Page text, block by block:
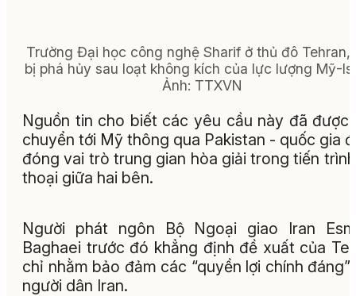
Trường Đại học công nghệ Sharif ở thủ đô Tehran,
bị phá hủy sau loạt không kích của lực lượng Mỹ-
Ảnh: TTXVN
Nguồn tin cho biết các yêu cầu này đã được
chuyển tới Mỹ thông qua Pakistan - quốc gia
đóng vai trò trung gian hòa giải trong tiến
thoại giữa hai bên.
Người phát ngôn Bộ Ngoại giao Iran
Baghaei trước đó khẳng định đề xuất của
chỉ nhằm bảo đảm các “quyền lợi chính đáng”
người dân Iran.